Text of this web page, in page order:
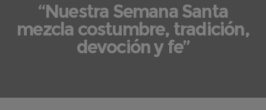
“Nuestra Semana Santa
mezcla costumbre, tradición,
devoción y fe”